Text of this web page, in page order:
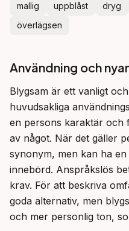
mallig
uppblåst dryg
överlägsen
Användning och
Blygsam är ett vanligt
huvudsakliga
en persons karaktär och
av något. När det gäller
synonym, men kan ha
innebörd. Anspråkslös
krav. För att beskriva
goda alternativ, men
och mer personlig ton,